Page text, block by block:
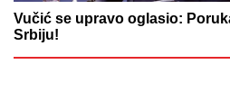
Vučić se upravo oglasio:
Srbiju!